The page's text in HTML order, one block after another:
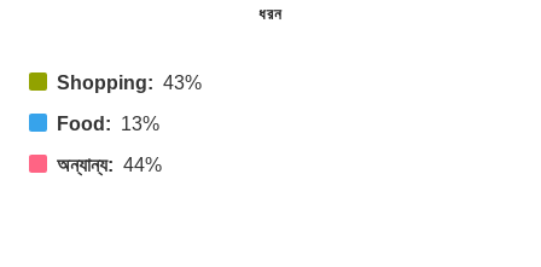
ধরন
Shopping: 43%
Food: 13%
অন্যান্য: 44%